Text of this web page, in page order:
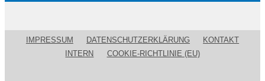
IMPRESSUM DATENSCHUTZERKLÄRUNG
KONTAKT
INTERN
COOKIE-RICHTLINIE (EU)